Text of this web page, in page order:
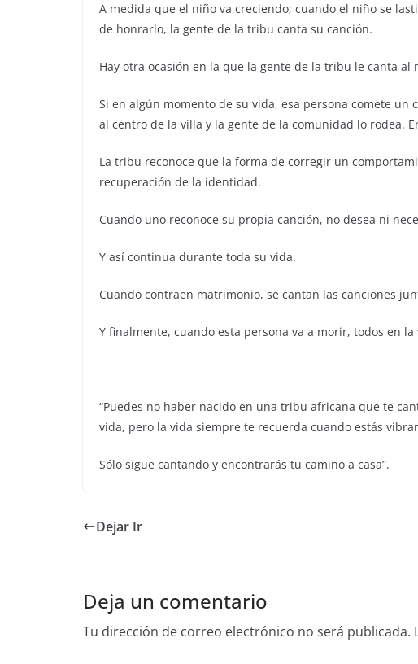
A medida que el niño va creciendo; cuando el niño se
de honrarlo, la gente de la tribu canta su canción.
Hay otra ocasión en la que la gente de la tribu le canta al
Si en algún momento de su vida, esa persona comete
al centro de la villa y la gente de la comunidad lo rodea.
La tribu reconoce que la forma de corregir un
recuperación de la identidad.
Cuando uno reconoce su propia canción, no desea ni
Y así continua durante toda su vida.
Cuando contraen matrimonio, se cantan las canciones
Y finalmente, cuando esta persona va a morir, todos en
“Puedes no haber nacido en una tribu africana que te
vida, pero la vida siempre te recuerda cuando estás
Sólo sigue cantando y encontrarás tu camino a casa”.
Dejar Ir
Deja un comentario
Tu dirección de correo electrónico no será publicada.